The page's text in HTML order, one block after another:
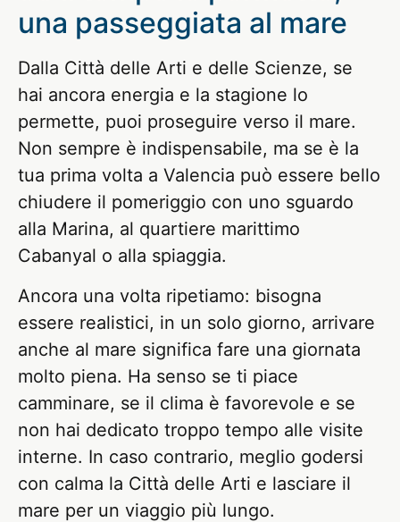
una passeggiata al mare
Dalla Città delle Arti e delle Scienze, se
hai ancora energia e la stagione lo
permette, puoi proseguire verso il mare.
Non sempre è indispensabile, ma se è la
tua prima volta a Valencia può essere bello
chiudere il pomeriggio con uno sguardo
alla Marina, al quartiere marittimo
Cabanyal o alla spiaggia.
Ancora una volta ripetiamo: bisogna
essere realistici, in un solo giorno, arrivare
anche al mare significa fare una giornata
molto piena. Ha senso se ti piace
camminare, se il clima è favorevole e se
non hai dedicato troppo tempo alle visite
interne. In caso contrario, meglio godersi
con calma la Città delle Arti e lasciare il
mare per un viaggio più lungo.